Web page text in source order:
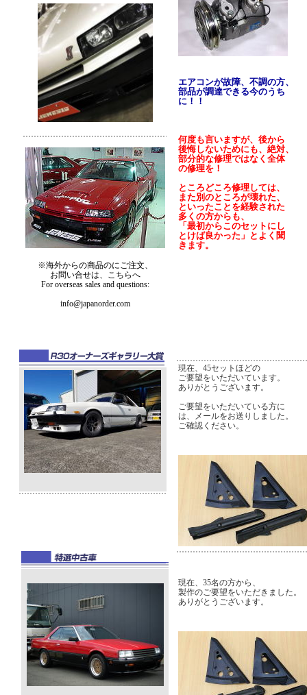
※海外からの商品のにご注文、
お問い合せは、こちらへ
For overseas sales and questions:
info@japanorder.com
エアコンが故障、不調の方、
部品が調達できる今のうち
に！！
何度も言いますが、後から
後悔しないためにも、絶対、
部分的な修理ではなく全体
の修理を！
ところどころ修理しては、
また別のところが壊れた、
といったことを経験された
多くの方からも、
「最初からこのセットにし
とけば良かった」とよく聞
きます。
現在、45セットほどの
ご要望をいただいています。
ありがとうございます。
ご要望をいただいている方に
は、メールをお送りしました。
ご確認ください。
現在、35名の方から、
製作のご要望をいただきました。
ありがとうございます。